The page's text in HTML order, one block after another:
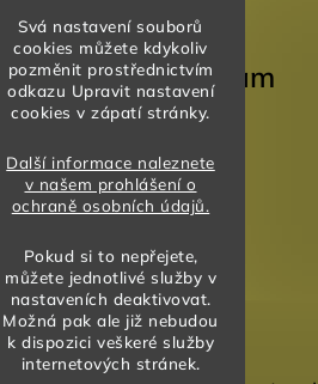
Svá nastavení souborů
cookies můžete kdykoliv
pozměnit prostřednictvím
odkazu Upravit nastavení
cookies v zápatí stránky.
Další informace naleznete
v našem prohlášení o
ochraně osobních údajů.
Pokud si to nepřejete,
můžete jednotlivé služby v
nastaveních deaktivovat.
Možná pak ale již nebudou
k dispozici veškeré služby
internetových stránek.
Instagram